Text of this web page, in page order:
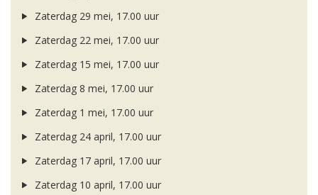
Zaterdag 29 mei, 17.00 uur
Zaterdag 22 mei, 17.00 uur
Zaterdag 15 mei, 17.00 uur
Zaterdag 8 mei, 17.00 uur
Zaterdag 1 mei, 17.00 uur
Zaterdag 24 april, 17.00 uur
Zaterdag 17 april, 17.00 uur
Zaterdag 10 april, 17.00 uur